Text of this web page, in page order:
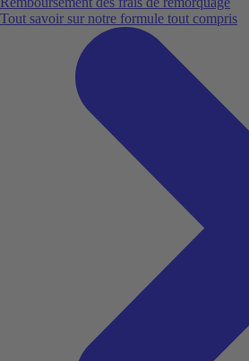
Tout savoir sur notre formule tout compris